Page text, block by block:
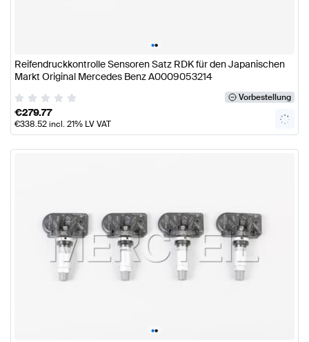
••
Reifendruckkontrolle Sensoren Satz RDK für den Japanischen
Markt Original Mercedes Benz A0009053214
Vorbestellung
€279.77
€338.52incl. 21% LV VAT
••